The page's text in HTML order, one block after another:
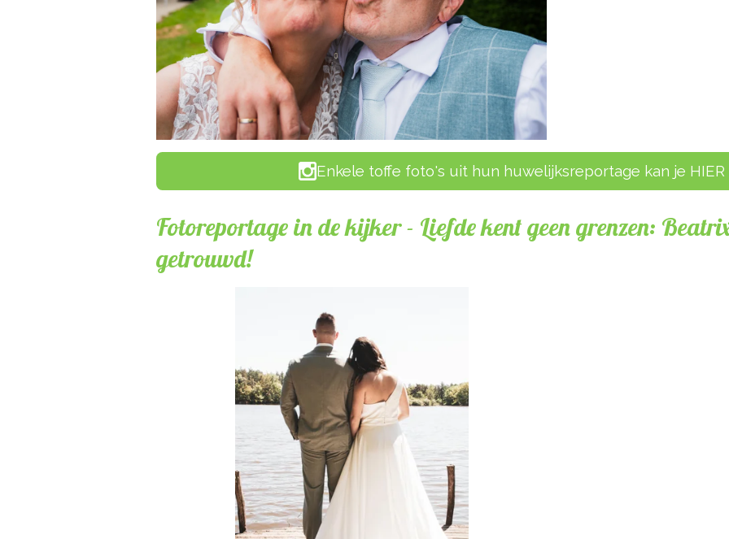
Enkele toffe foto's uit hun huwelijksreportage kan je HIER
Fotoreportage in de kijker - Liefde kent geen grenzen:
getrouwd!